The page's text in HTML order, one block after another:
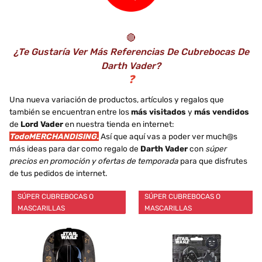
🔴
¿Te Gustaría Ver Más Referencias De Cubrebocas De
Darth Vader?
❓
Una nueva variación de productos, artículos y regalos que
también se encuentran entre losmás visitados y más vendidos
de Lord Vaderen nuestra tienda en internet:
TodoMERCHANDISING.Así que aquí vas a poder ver much@s
más ideas para dar como regalo de Darth Vadercon súper
precios en promoción y ofertas de temporada para que disfrutes
de tus pedidos de internet.
SÚPER CUBREBOCAS O
MASCARILLAS
SÚPER CUBREBOCAS O
MASCARILLAS